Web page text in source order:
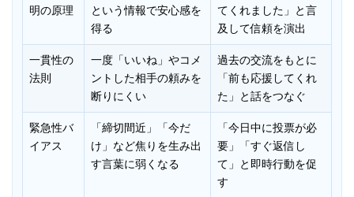
明の原理
という情報で安心感を
得る
てくれました」と言
及して信頼を演出
一貫性の
法則
一度「いいね」やコメ
ントした相手の頼みを
断りにくい
過去の交流をもとに
「前も応援してくれ
た」と話をつなぐ
緊急性バ
イアス
「締切間近」「今だ
け」など焦りを生み出
す言葉に弱くなる
「今日中に投票が必
要」「すぐ返信し
て」と即時行動を促
す